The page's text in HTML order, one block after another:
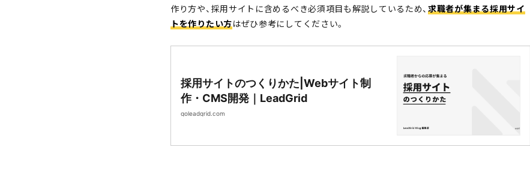
作り方や、採用サイトに含めるべき必須項目も解説しているため、求職者が集まる採用サイ
トを作りたい方はぜひ参考にしてください。
採用サイトのつくりかた|Webサイト制
作・CMS開発｜LeadGrid
goleadgrid.com